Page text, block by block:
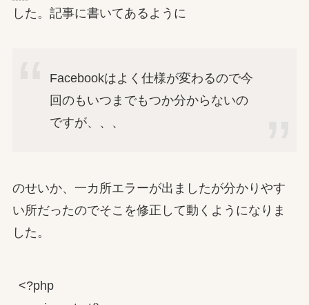
した。記事に書いてあるように
Facebookはよく仕様が変わるので今
回のもいつまでもつか分からないの
ですが、、、
のせいか、一カ所エラーが出ましたが分かりやす
い所だったのでそこを修正して動くようになりま
した。
<?php